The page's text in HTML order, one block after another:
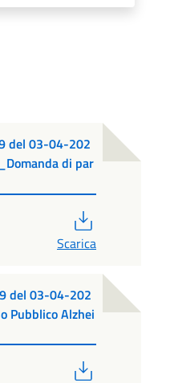
del 03-04-202
di par
Scarica
del 03-04-202
Pubblico Alzhei